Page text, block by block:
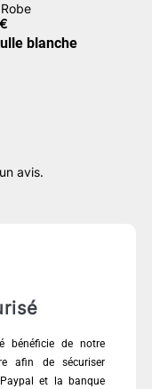
€
blanche
avis.
bénéficie de notre
afin de sécuriser
et la banque